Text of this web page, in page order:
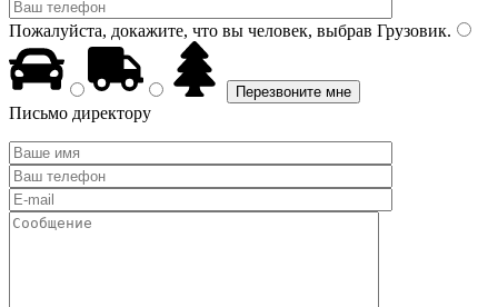
Пожалуйста, докажите, что вы человек, выбрав Грузовик.
Письмо директору